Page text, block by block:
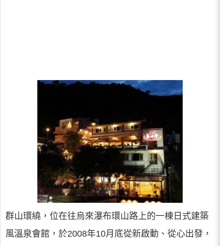
群山環繞，位在往烏來瀑布環山路上的一棟日式建築
風溫泉會館，於2008年10月底從新啟動、從心出發，